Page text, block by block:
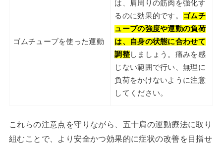
ゴムチューブを使った運動
は、肩周りの筋肉を強化す
るのに効果的です。
ゴムチ
ューブの強度や運動の負荷
は、自身の状態に合わせて
調整しましょう。痛みを感
じない範囲で行い、無理に
負荷をかけないように注意
してください。
これらの注意点を守りながら、五十肩の運動療法に取り
組むことで、より安全かつ効果的に症状の改善を目指せ